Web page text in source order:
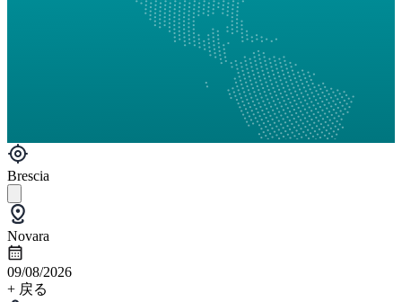
Brescia
Novara
09/08/2026
+ 戻る